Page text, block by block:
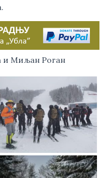
и Миљан Роган